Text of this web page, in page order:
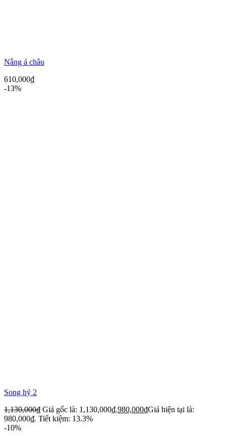
Nắng á châu
610,000₫
-13%
Song hỷ 2
1,130,000₫ Giá gốc là: 1,130,000₫.980,000₫Giá hiện tại là:
980,000₫. Tiết kiệm: 13.3%
-10%